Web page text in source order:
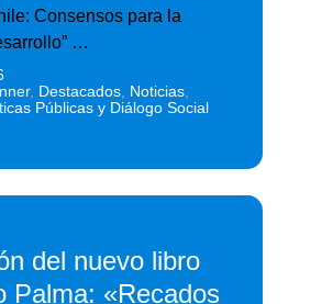
Consensos para la
…
, Destacados, Noticias,
Públicas y Diálogo Social
del nuevo libro
Palma: «Recados